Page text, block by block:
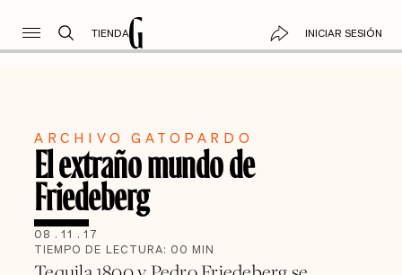
TIENDA INICIAR SESIÓN
ARCHIVO GATOPARDO
El extraño mundo de
Friedeberg
08 . 11 . 17
TIEMPO DE LECTURA: 00 MIN